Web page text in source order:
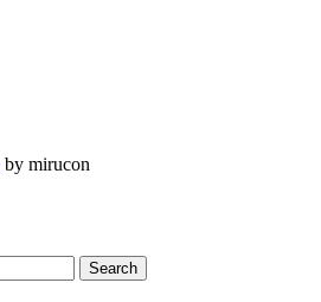
by mirucon
Search